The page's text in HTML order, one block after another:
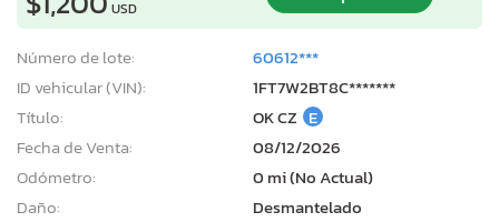
USD
Número de lote:
60612***
ID vehicular (VIN):
1FT7W2BT8C*******
Título:
OK CZ E
Fecha de Venta:
08/12/2026
Odómetro:
0 mi (No Actual)
Daño:
Desmantelado